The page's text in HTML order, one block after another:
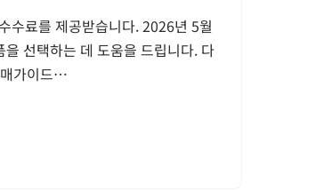
수료를 제공받습니다. 2026년 5월
선택하는 데 도움을 드립니다. 다
매가이드…